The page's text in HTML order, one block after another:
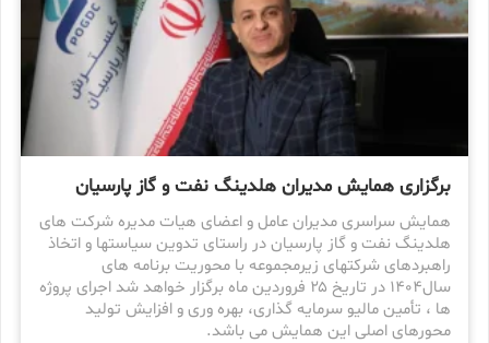
برگزاری همایش مدیران هلدینگ نفت و گاز پارسیان
همایش سراسری مدیران عامل و اعضای هیات مدیره شرکت های
هلدینگ نفت و گاز پارسیان در راستای تدوین سیاستها و اتخاذ
راهبردهای شرکتهای زیرمجموعه با محوریت برنامه های
سال۱۴۰۴ در تاریخ ۲۵ فروردین ماه برگزار خواهد شد اجرای پروژه
ها ، تأمین مالیو سرمایه گذاری، بهره وری و افزایش تولید
محورهای اصلی این همایش می باشد.